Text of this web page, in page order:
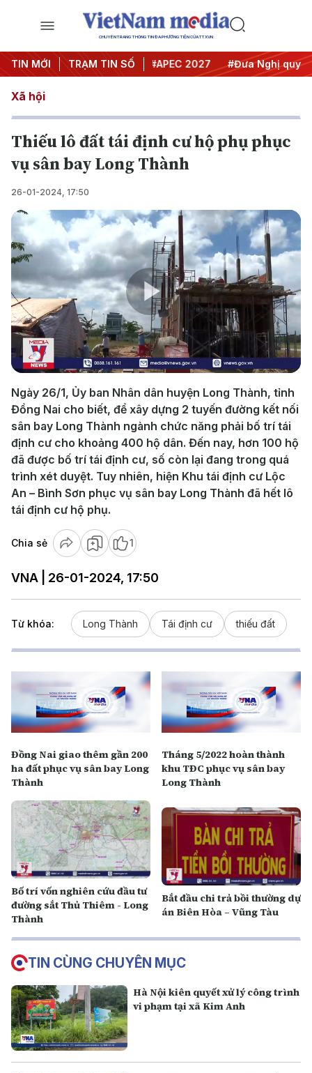
CHUYÊN TRANG THÔNG TIN ĐA PHƯƠNG TIỆN CỦA TTXVN
TIN MỚI TRẠM TIN SỐ
#Hội nghị Trung ương 3 #APEC 2027 #Đưa Nghị quyết
Xã hội
Thiếu lô đất tái định cư hộ phụ phục
vụ sân bay Long Thành
26-01-2024, 17:50
Play
Video
Ngày 26/1, Ủy ban Nhân dân huyện Long Thành, tỉnh
Đồng Nai cho biết, để xây dựng 2 tuyến đường kết nối
sân bay Long Thành ngành chức năng phải bố trí tái
định cư cho khoảng 400 hộ dân. Đến nay, hơn 100 hộ
đã được bố trí tái định cư, số còn lại đang trong quá
trình xét duyệt. Tuy nhiên, hiện Khu tái định cư Lộc
An – Bình Sơn phục vụ sân bay Long Thành đã hết lô
tái định cư hộ phụ.
Chia sẻ 1
VNA | 26-01-2024, 17:50
Từ khóa: Long Thành Tái định cư thiếu đất
Đồng Nai giao thêm gần 200
ha đất phục vụ sân bay Long
Thành
Tháng 5/2022 hoàn thành
khu TĐC phục vụ sân bay
Long Thành
Bố trí vốn nghiên cứu đầu tư
đường sắt Thủ Thiêm - Long
Thành
Bắt đầu chi trả bồi thường dự
án Biên Hòa – Vũng Tàu
TIN CÙNG CHUYÊN MỤC
Hà Nội kiên quyết xử lý công trình
vi phạm tại xã Kim Anh